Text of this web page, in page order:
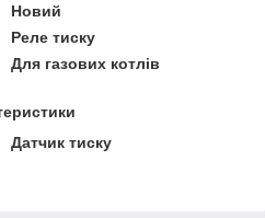
Новий
Реле тиску
Для газових котлів
Датчик тиску